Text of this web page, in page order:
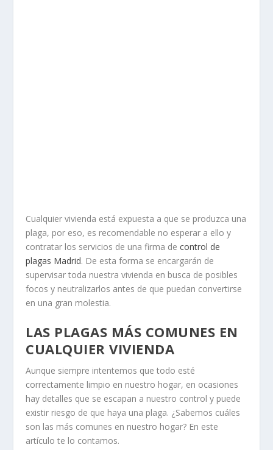
Cualquier vivienda está expuesta a que se produzca una
plaga, por eso, es recomendable no esperar a ello y
contratar los servicios de una firma decontrol de
plagas Madrid. De esta forma se encargarán de
supervisar toda nuestra vivienda en busca de posibles
focos y neutralizarlos antes de que puedan convertirse
en una gran molestia.
LAS PLAGAS MÁS COMUNES EN
CUALQUIER VIVIENDA
Aunque siempre intentemos que todo esté
correctamente limpio en nuestro hogar, en ocasiones
hay detalles que se escapan a nuestro control y puede
existir riesgo de que haya una plaga. ¿Sabemos cuáles
son las más comunes en nuestro hogar? En este
artículo te lo contamos.